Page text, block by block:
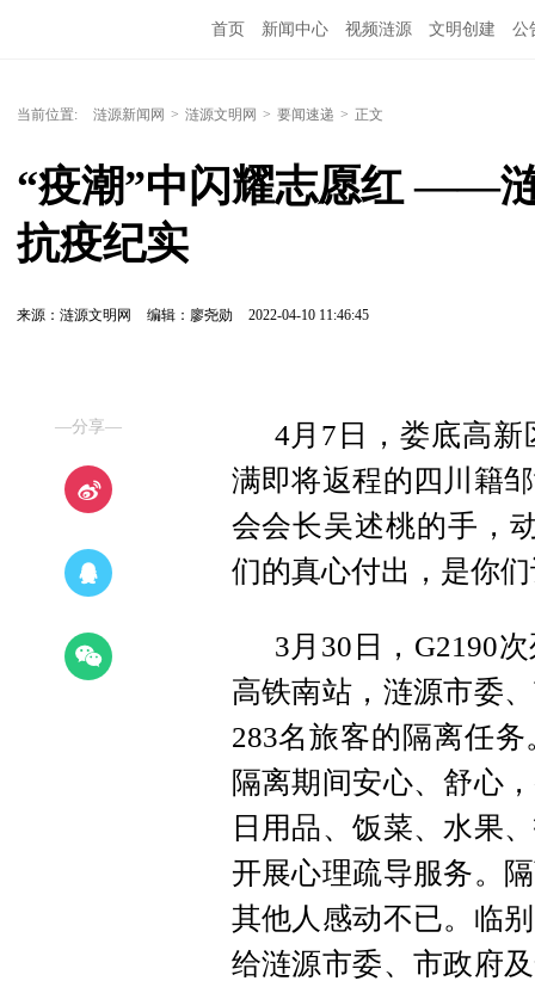
首页 新闻中心 视频涟源 文明创建 公
当前位置: 涟源新闻网 > 涟源文明网 > 要闻速递 > 正文
“疫潮”中闪耀志愿红 ——
抗疫纪实
来源：涟源文明网 编辑：廖尧勋 2022-04-10 11:46:45
—分享—
4月7日，娄底高
满即将返程的四川籍
会会长吴述桃的手，
们的真心付出，是你
3月30日，G2190
高铁南站，涟源市委
283名旅客的隔离任
隔离期间安心、舒心
日用品、饭菜、水果
开展心理疏导服务。
其他人感动不已。临
给涟源市委、市政府